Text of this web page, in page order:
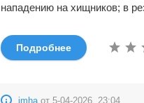
нападению на хищников; в
Подробнее
imhaот5-04-2026, 23:04